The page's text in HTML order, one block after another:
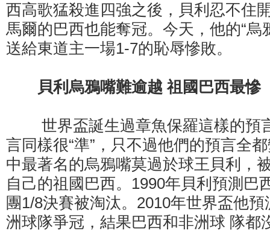
西高歌猛殺進四強之後，貝利忍不住
馬爾的巴西也能奪冠。今天，他的“烏
送給東道主一場1-7的恥辱慘敗。
貝利烏鴉嘴難逾越 祖國巴西最慘
世界盃誕生過章魚保羅這樣的預
言同樣很“準”，只不過他們的預言全
中最著名的烏鴉嘴莫過於球王貝利，
自己的祖國巴西。1990年貝利預測巴
團1/8決賽被淘汰。2010年世界盃他
洲球隊爭冠，結果巴西和非洲球 隊都